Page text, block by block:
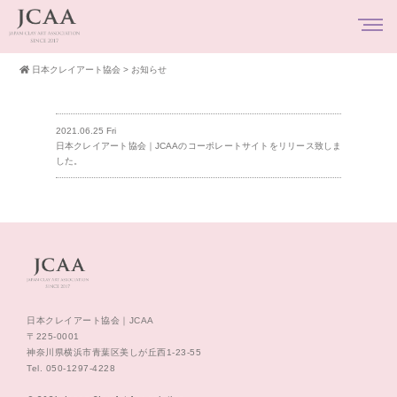
日本クレイアート協会 > お知らせ
2021.06.25 Fri
日本クレイアート協会｜JCAAのコーポレートサイトをリリース致しま
した。
日本クレイアート協会｜JCAA
〒225-0001
神奈川県横浜市青葉区美しが丘西1-23-55
Tel. 050-1297-4228